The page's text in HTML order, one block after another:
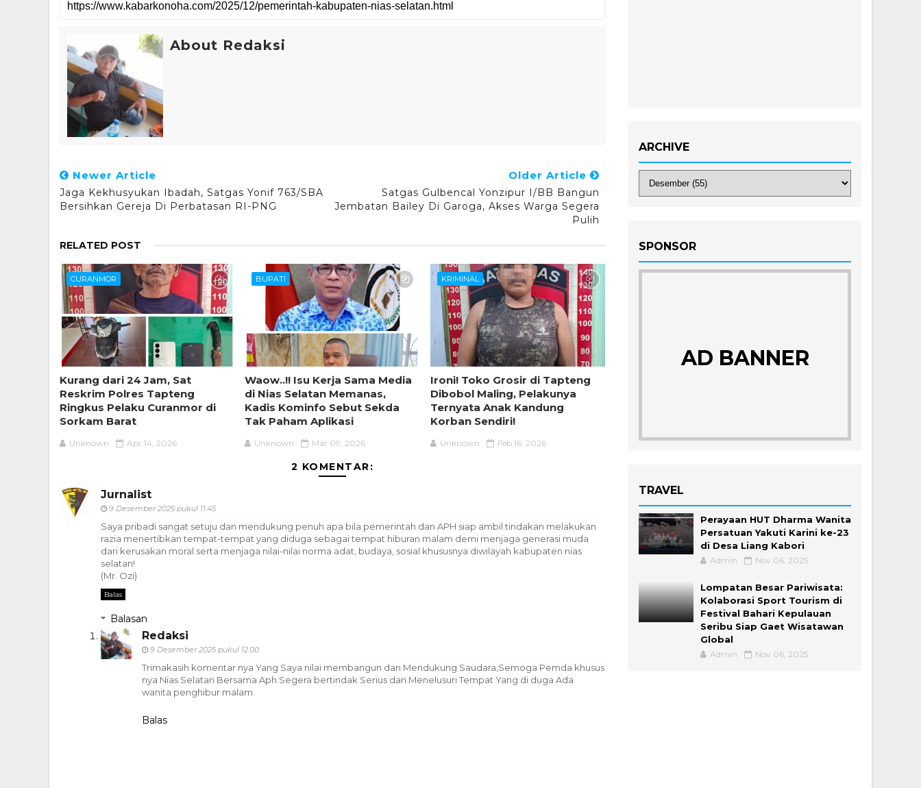
About Redaksi
Newer Article
Jaga Kekhusyukan Ibadah, Satgas Yonif 763/SBA
Bersihkan Gereja Di Perbatasan RI-PNG
Older Article
Satgas Gulbencal Yonzipur I/BB Bangun
Jembatan Bailey Di Garoga, Akses Warga Segera
Pulih
RELATED POST
CURANMOR
Kurang dari 24 Jam, Sat
Reskrim Polres Tapteng
Ringkus Pelaku Curanmor di
Sorkam Barat
Unknown Apr 14, 2026
BUPATI
Waow..!! Isu Kerja Sama Media
di Nias Selatan Memanas,
Kadis Kominfo Sebut Sekda
Tak Paham Aplikasi
Unknown Mar 09, 2026
KRIMINAL
Ironi! Toko Grosir di Tapteng
Dibobol Maling, Pelakunya
Ternyata Anak Kandung
Korban Sendiri!
Unknown Feb 16, 2026
2 KOMENTAR:
Jurnalist
9 Desember 2025 pukul 11.45
Saya pribadi sangat setuju dan mendukung penuh apa bila pemerintah dan APH siap ambil tindakan melakukan
razia menertibkan tempat-tempat yang diduga sebagai tempat hiburan malam demi menjaga generasi muda
dari kerusakan moral serta menjaga nilai-nilai norma adat, budaya, sosial khususnya diwilayah kabupaten nias
selatan!
(Mr. Ozi)
Balas
Balasan
Redaksi
9 Desember 2025 pukul 12.00
Trimakasih komentar nya Yang Saya nilai membangun dan Mendukung Saudara,Semoga Pemda khusus
nya Nias Selatan Bersama Aph Segera bertindak Serius dan Menelusuri Tempat Yang di duga Ada
wanita penghibur malam.
Balas
ARCHIVE
SPONSOR
AD BANNER
TRAVEL
Perayaan HUT Dharma Wanita
Persatuan Yakuti Karini ke-23
di Desa Liang Kabori
Admin Nov 06, 2025
Lompatan Besar Pariwisata:
Kolaborasi Sport Tourism di
Festival Bahari Kepulauan
Seribu Siap Gaet Wisatawan
Global
Admin Nov 06, 2025